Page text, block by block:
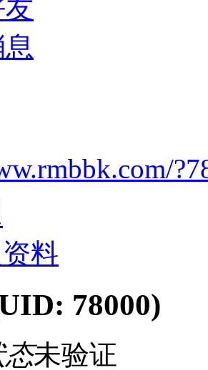
料
78000)
态未验证